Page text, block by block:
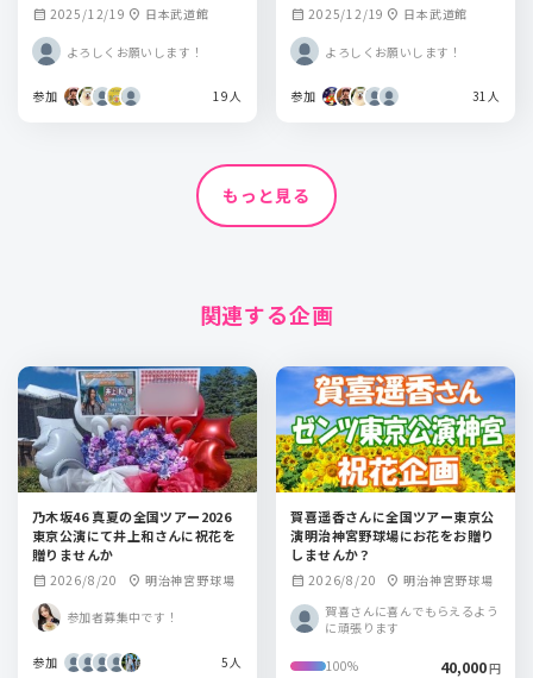
calendar_month 2025/12/19 location_on 日本武道館
よろしくお願いします！
参加 19人
calendar_month 2025/12/19 location_on 日本武道館
よろしくお願いします！
参加 31人
もっと見る
関連する企画
乃木坂46 真夏の全国ツアー2026
東京公演にて井上和さんに祝花を
贈りませんか
calendar_month 2026/8/20 location_on 明治神宮野球場
参加者募集中です！
参加 5人
賀喜遥香さんに全国ツアー東京公
演明治神宮野球場にお花をお贈り
しませんか？
calendar_month 2026/8/20 location_on 明治神宮野球場
賀喜さんに喜んでもらえるよう
に頑張ります
100% 40,000円